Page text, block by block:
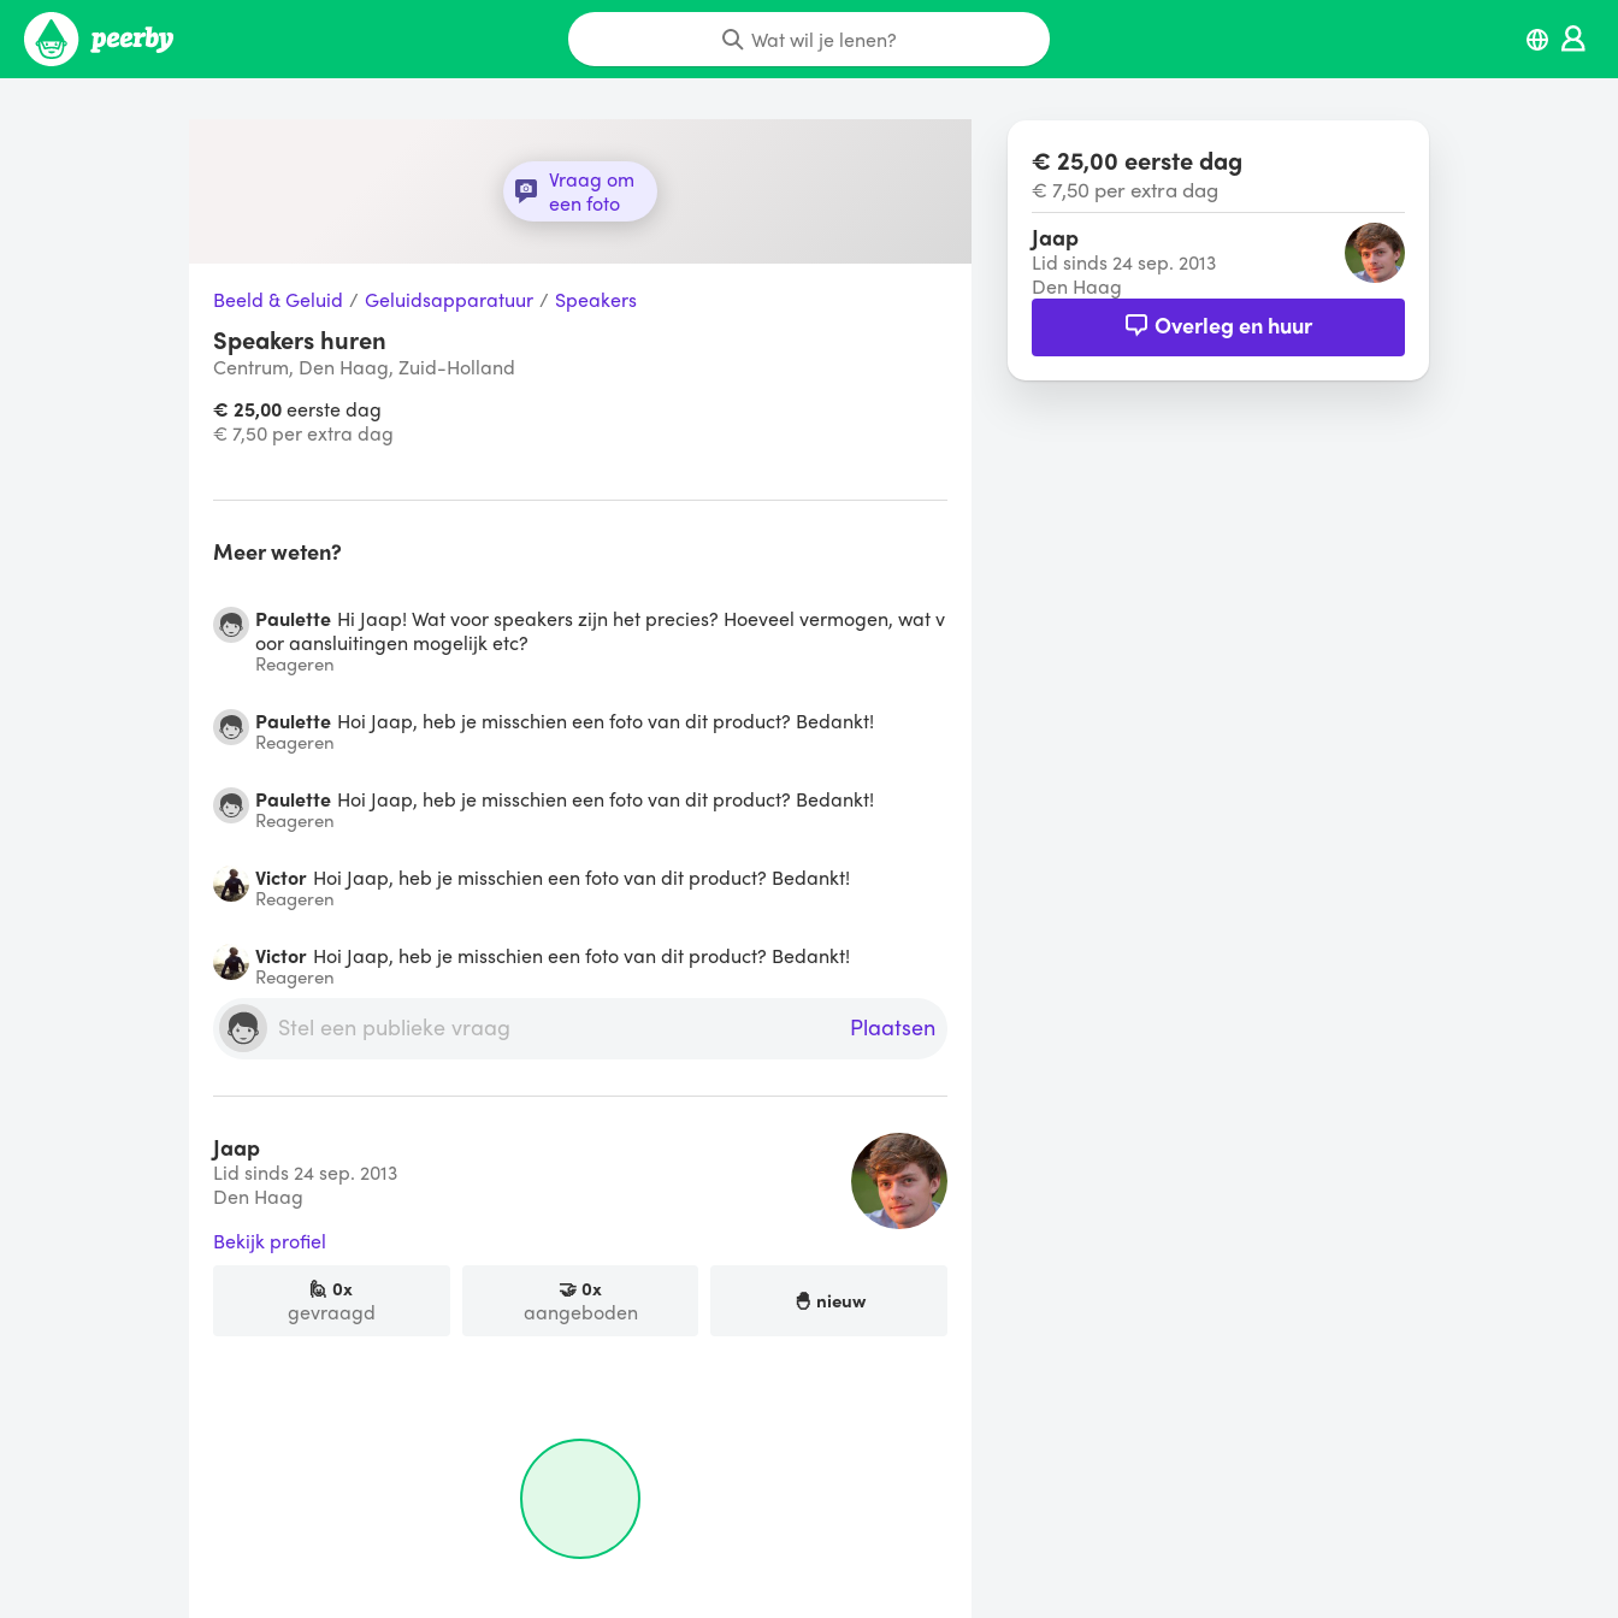
Wat wil je lenen?
Vraag om
een foto
Beeld & Geluid / Geluidsapparatuur / Speakers
Speakers huren
Centrum, Den Haag, Zuid-Holland
€ 25,00eerste dag
€ 7,50 per extra dag
Meer weten?
Paulette Hi Jaap! Wat voor speakers zijn het precies? Hoeveel vermogen, wat v
oor aansluitingen mogelijk etc?
Reageren
Paulette Hoi Jaap, heb je misschien een foto van dit product? Bedankt!
Reageren
Paulette Hoi Jaap, heb je misschien een foto van dit product? Bedankt!
Reageren
Victor Hoi Jaap, heb je misschien een foto van dit product? Bedankt!
Reageren
Victor Hoi Jaap, heb je misschien een foto van dit product? Bedankt!
Reageren
Plaatsen
Jaap
Lid sinds 24 sep. 2013
Den Haag
Bekijk profiel
🙋0x
gevraagd
🤝0x
aangeboden 🐣 nieuw
€ 25,00 eerste dag
€ 7,50 per extra dag
Jaap
Lid sinds 24 sep. 2013
Den Haag
Overleg en huur